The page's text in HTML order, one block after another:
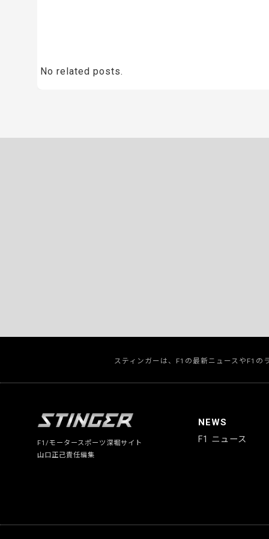
No related posts.
スティンガーは、F1の最新ニュースやF1
F1/モータースポーツ深堀サイト
山口正己責任編集
NEWS
F1 ニュース